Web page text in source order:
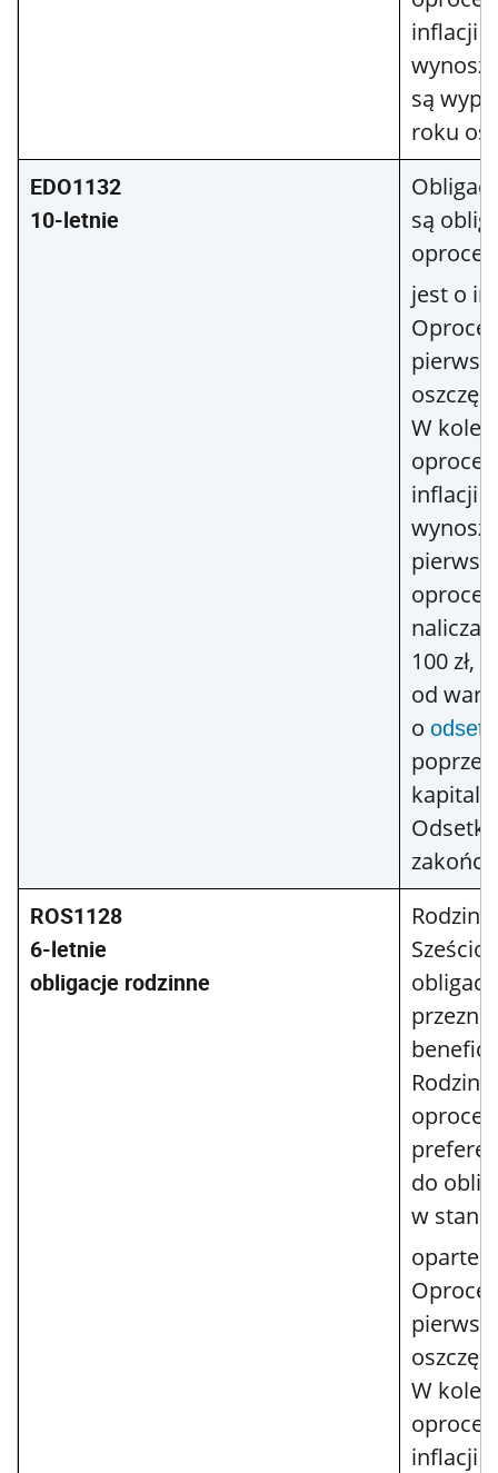
inflacji i
są
roku
EDO1132
10-letnie
są
jest o
W
inflacji i
100 zł,
od
o
Odsetki
ROS1128
6-letnie
obligacje rodzinne
do
w
oparte
W
inflacji i